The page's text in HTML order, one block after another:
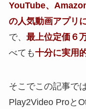
YouTube、
の人気動画アプリ
で、 最上位定価６
べても十分に実用
そこでこの記事で
Play2Video Proと